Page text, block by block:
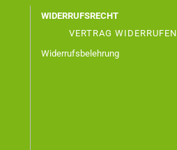
WIDERRUFSRECHT
VERTRAG WIDERRUFEN
Widerrufsbelehrung